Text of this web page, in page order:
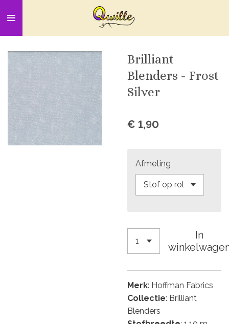
direct
naar
de
hoofdinhoud
Brilliant
Blenders - Frost
Silver
€ 1,90
Afmeting
In
Merk: Hoffman Fabrics
Collectie: Brilliant
Blenders